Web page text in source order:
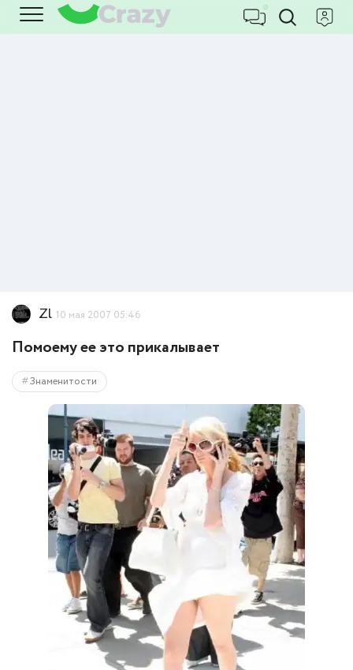
Zl 10 мая 2007 05:46
Помоему ее это прикалывает
Знаменитости